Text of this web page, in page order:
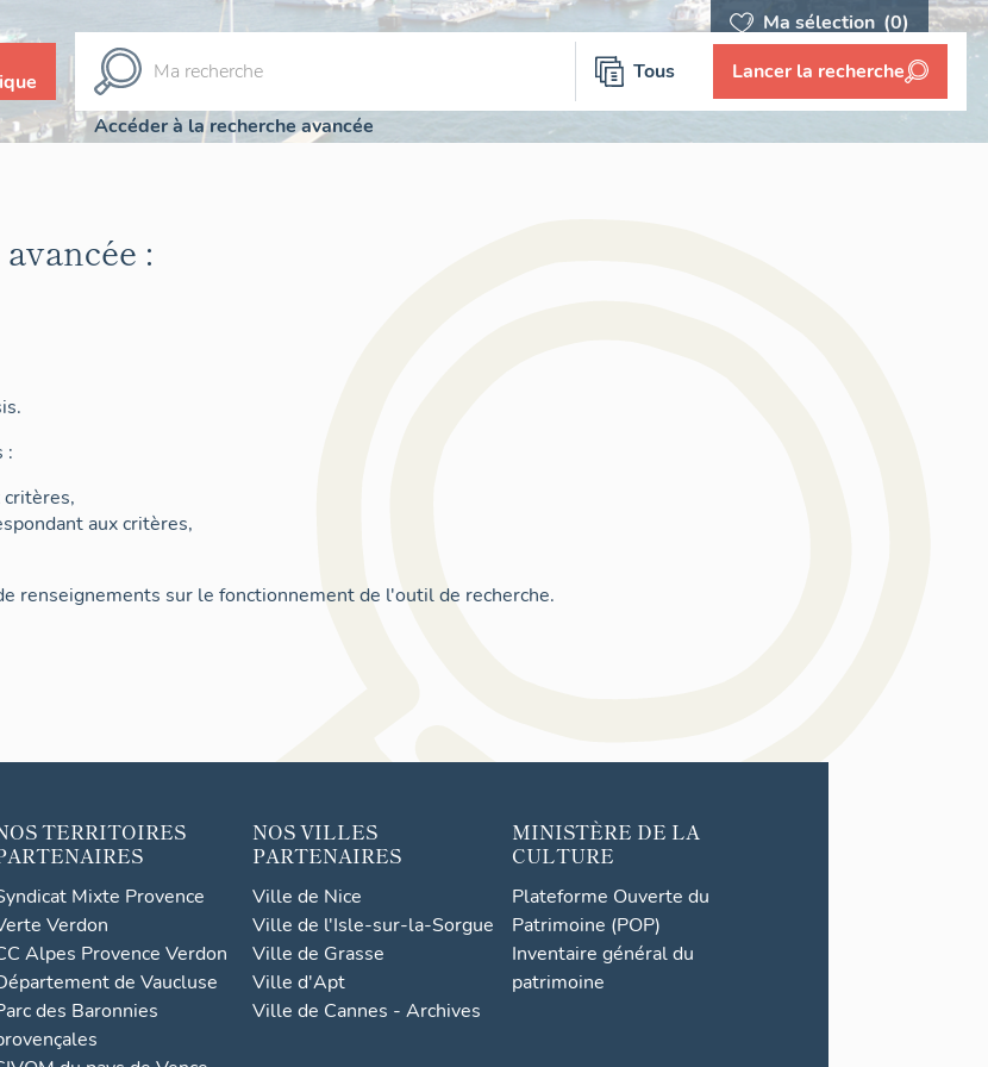
Ma sélection (0)
Tous Lancer la recherche
Accéder à la recherche avancée
:
:
critères,
aux critères,
renseignements sur le fonctionnement de l'outil de recherche.
TERRITOIRES
Mixte Provence
Verdon
Alpes Provence Verdon
de Vaucluse
des Baronnies
NOS VILLES
PARTENAIRES
Ville de Nice
Ville de l'Isle-sur-la-Sorgue
Ville de Grasse
Ville d'Apt
Ville de Cannes - Archives
MINISTÈRE DE LA
CULTURE
Plateforme Ouverte du
Patrimoine (POP)
Inventaire général du
patrimoine